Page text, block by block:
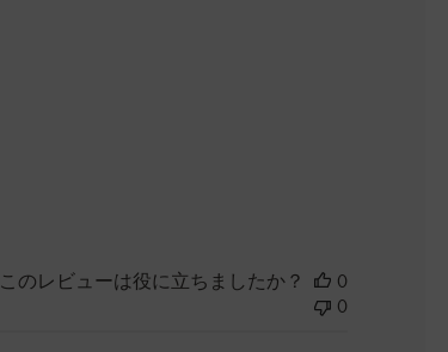
このレビューは役に立ちましたか？
0
0